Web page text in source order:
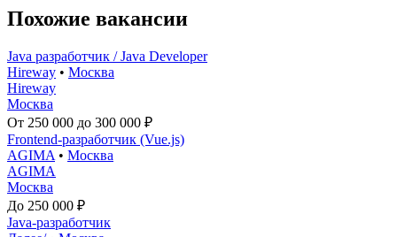
Похожие вакансии
Java разработчик / Java Developer
Hireway • Москва
Hireway
Москва
От 250 000 до 300 000 ₽
Frontend-разработчик (Vue.js)
AGIMA • Москва
AGIMA
Москва
До 250 000 ₽
Java-разработчик